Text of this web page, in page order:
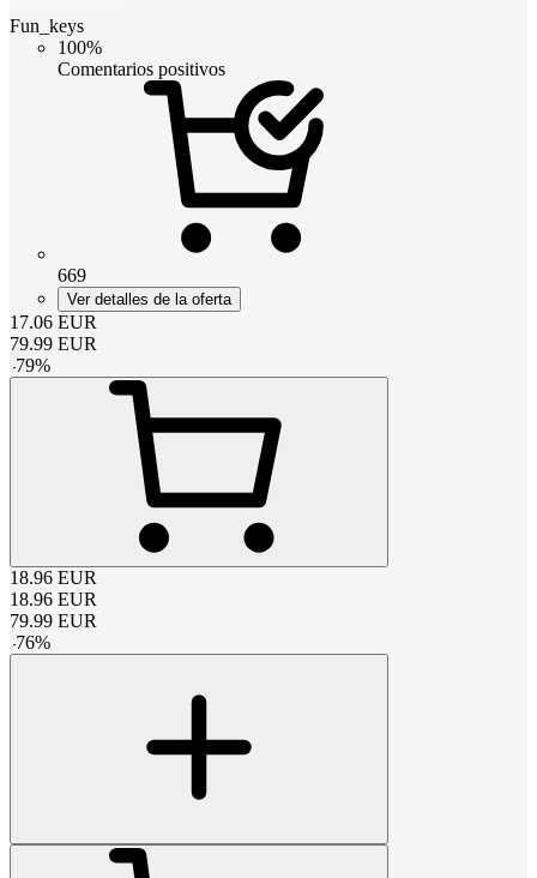
Fun_keys
100%
Comentarios positivos
669
Ver detalles de la oferta
17.06 EUR
79.99 EUR
-79%
18.96 EUR
18.96 EUR
79.99 EUR
-76%